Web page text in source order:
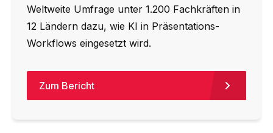
Weltweite Umfrage unter 1.200 Fachkräften in
12 Ländern dazu, wie KI in Präsentations-
Workflows eingesetzt wird.
Zum Bericht